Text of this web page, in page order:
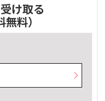
け取る
無料）